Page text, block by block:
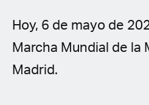
Czech
Polish
Hoy, 6 de mayo de
Marcha Mundial de la
Madrid.